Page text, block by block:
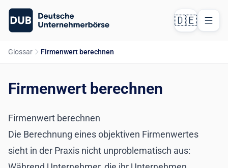
🇩🇪
Glossar Firmenwert berechnen
Firmenwert berechnen
Firmenwert berechnen
Die Berechnung eines objektiven Firmenwertes
sieht in der Praxis nicht unproblematisch aus: